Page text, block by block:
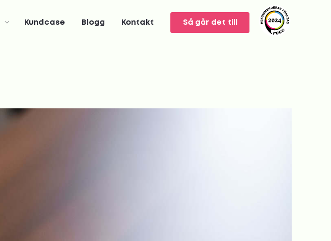
Kundcase Blogg Kontakt Så går det till